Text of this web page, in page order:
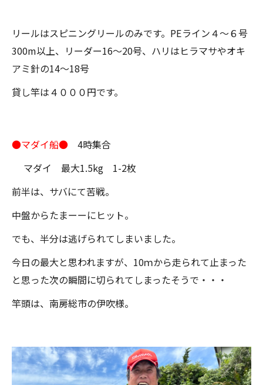
リールはスピニングリールのみです。PEライン４～６号
300m以上、リーダー16～20号、ハリはヒラマサやオキ
アミ針の14～18号
貸し竿は４０００円です。
●マダイ船● 4時集合
マダイ 最大1.5kg 1-2枚
前半は、サバにて苦戦。
中盤からたまーーにヒット。
でも、半分は逃げられてしまいました。
今日の最大と思われますが、10ｍから走られて止まった
と思った次の瞬間に切られてしまったそうで・・・
竿頭は、南房総市の伊吹様。